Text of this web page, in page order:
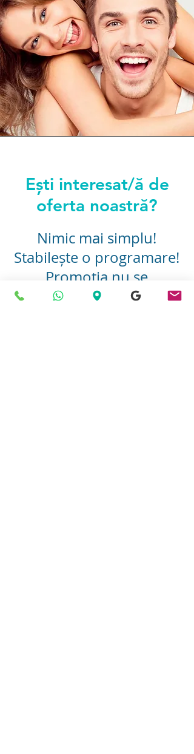
Ești interesat/ă de
oferta noastră?
Nimic mai simplu!
Stabilește o programare!
Promoția nu se
cumulează cu alte